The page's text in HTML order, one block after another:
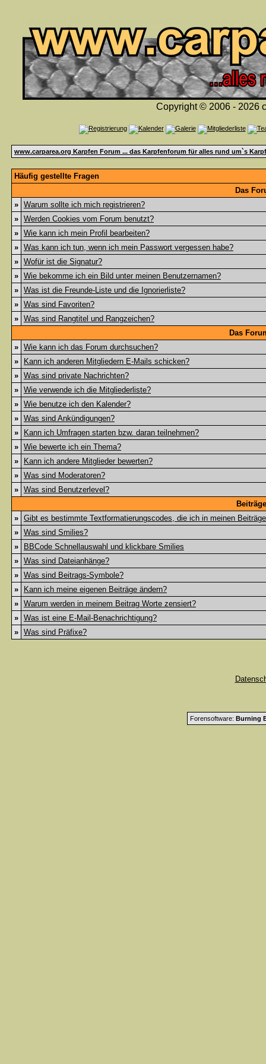
Copyright © 2006 - 2026
www.carparea.org Karpfen Forum ... das Karpfenforum für alles rund um`s
Häufig gestellte Fragen
Das
» Warum sollte ich mich registrieren?
» Werden Cookies vom Forum benutzt?
» Wie kann ich mein Profil bearbeiten?
» Was kann ich tun, wenn ich mein Passwort vergessen habe?
» Wofür ist die Signatur?
» Wie bekomme ich ein Bild unter meinen Benutzernamen?
» Was ist die Freunde-Liste und die Ignorierliste?
» Was sind Favoriten?
» Was sind Rangtitel und Rangzeichen?
Das
» Wie kann ich das Forum durchsuchen?
»
Kann ich anderen Mitgliedern E-Mails schicken?
» Was sind private Nachrichten?
» Wie verwende ich die Mitgliederliste?
» Wie benutze ich den Kalender?
» Was sind Ankündigungen?
»
Kann ich Umfragen starten bzw. daran teilnehmen?
» Wie bewerte ich ein Thema?
»
Kann ich andere Mitglieder bewerten?
» Was sind Moderatoren?
» Was sind Benutzerlevel?
» Gibt es bestimmte Textformatierungscodes, die ich in meinen
» Was sind Smilies?
»
BBCode Schnellauswahl und klickbare Smilies
» Was sind Dateianhänge?
» Was sind Beitrags-Symbole?
»
Kann ich meine eigenen Beiträge ändern?
» Warum werden in meinem Beitrag Worte zensiert?
» Was ist eine E-Mail-Benachrichtigung?
» Was sind Präfixe?
Forensoftware: Burning